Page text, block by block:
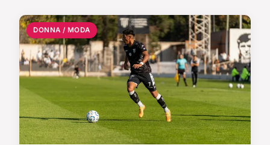
DONNA / MODA